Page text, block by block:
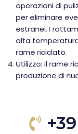
operazioni di
per eliminare
estranei. I
alta
rame riciclato.
Utilizzo: il rame
produzione di